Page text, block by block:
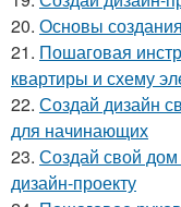
20. Основы
21. Пошаговая
квартиры и схему
22. Создай дизайн
для начинающих
23. Создай свой
дизайн-проекту